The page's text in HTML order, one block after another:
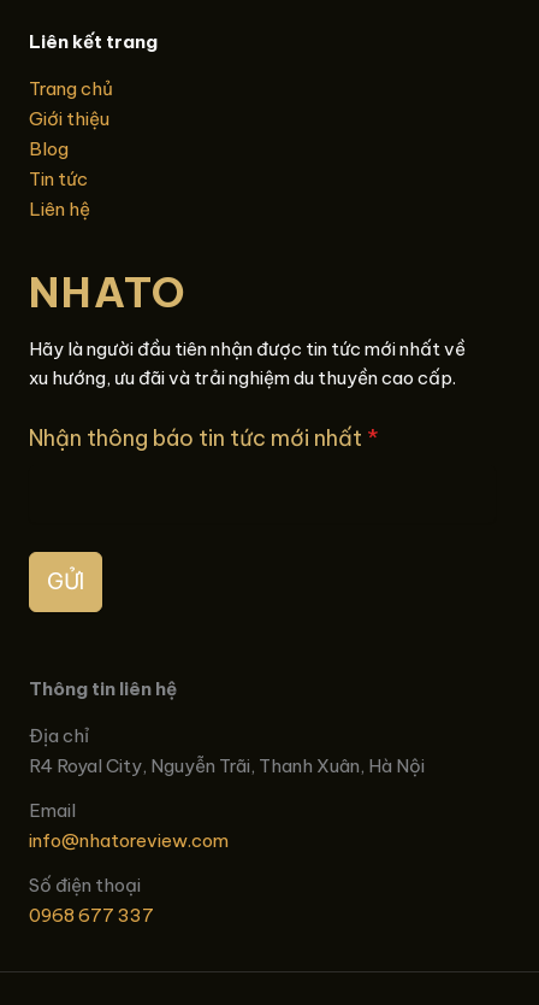
Liên kết trang
Trang chủ
Giới thiệu
Blog
Tin tức
Liên hệ
NHATO
Hãy là người đầu tiên nhận được tin tức mới nhất về
xu hướng, ưu đãi và trải nghiệm du thuyền cao cấp.
Nhận thông báo tin tức mới nhất *
GỬI
Thông tin liên hệ
Địa chỉ
R4 Royal City, Nguyễn Trãi, Thanh Xuân, Hà Nội
Email
info@nhatoreview.com
Số điện thoại
0968 677 337